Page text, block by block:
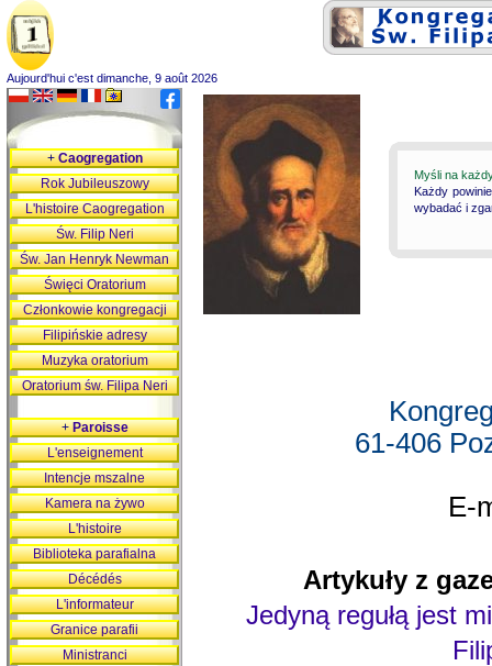
Aujourd'hui c'est dimanche, 9 août 2026
Myśli na
Każdy
wybadać i
61-406
E-
Artykuły z
Jedyną regułą jest
+Caogregation
Rok Jubileuszowy
L'histoire Caogregation
Św. Filip Neri
Św. Jan Henryk Newman
Święci Oratorium
Członkowie kongregacji
Filipińskie adresy
Muzyka oratorium
Oratorium św. Filipa Neri
+Paroisse
L'enseignement
Intencje mszalne
Kamera na żywo
L'histoire
Biblioteka parafialna
Décédés
L'informateur
Granice parafii
Ministranci